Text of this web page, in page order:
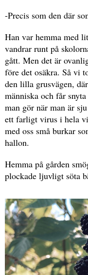
-Precis som den där
Han var hemma med
vandrar runt på
gått. Men det är
före det osäkra. Så vi
den lilla grusvägen,
människa och får
man gör när man är
ett farligt virus i hela
med oss små burkar
hallon.
Hemma på gården
plockade ljuvligt söta